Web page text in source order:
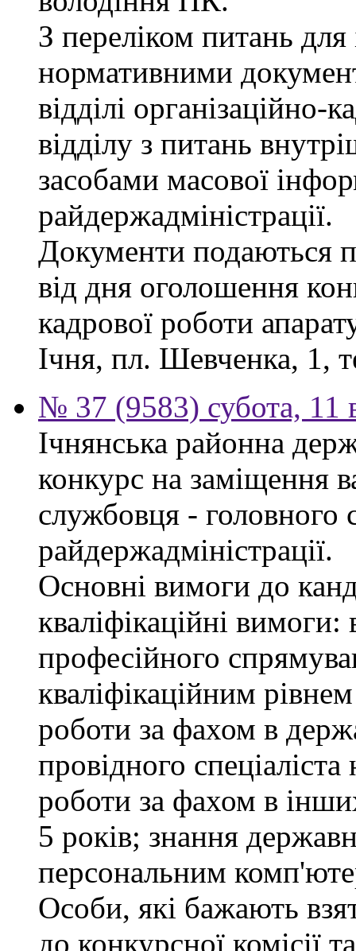
З переліком питань
нормативними
відділі організаційно-
відділу з питань
засобами масової
райдержадміністрації.
Документи подаються
від дня оголошення
кадрової роботи
Ічня, пл. Шевченка, 1,
№ 37 (9583) субота, 11
Ічнянська районна
конкурс на заміщення
службовця - головного
райдержадміністрації.
Основні вимоги до
кваліфікаційні
професійного
кваліфікаційним
роботи за фахом в
провідного
роботи за фахом в
5 років; знання
персональним
Особи, які бажають
до конкурсної комісії